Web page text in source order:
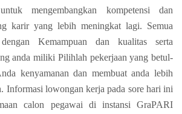
mengembangkan kompetensi dan
karir yang lebih meningkat lagi. Semua
Kemampuan dan kualitas serta
anda miliki Pilihlah pekerjaan yang betul-
kenyamanan dan membuat anda lebih
Informasi lowongan kerja pada sore hari ini
calon pegawai di instansi GraPARI